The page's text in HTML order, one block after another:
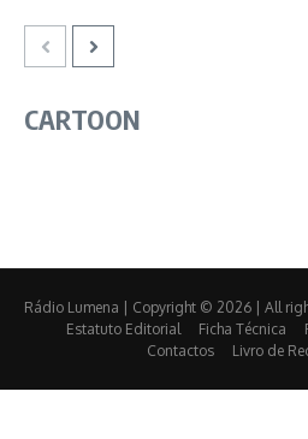
CARTOON
Rádio Lumena | Copyright © 2026 | All
Estatuto Editorial
Ficha Técnica
Contactos
Livro de